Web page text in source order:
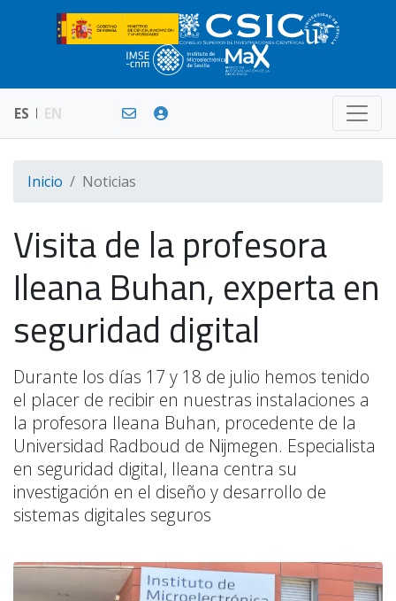
ES EN
Inicio Noticias
Visita de la profesora
Ileana Buhan, experta en
seguridad digital
Durante los días 17 y 18 de julio hemos tenido
el placer de recibir en nuestras instalaciones a
la profesora Ileana Buhan, procedente de la
Universidad Radboud de Nijmegen. Especialista
en seguridad digital, Ileana centra su
investigación en el diseño y desarrollo de
sistemas digitales seguros